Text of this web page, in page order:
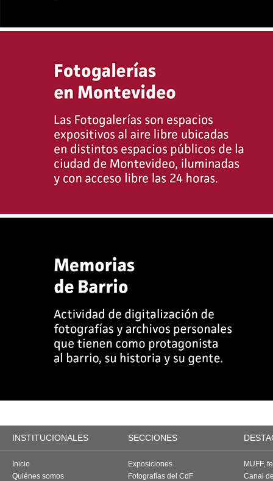
INSTITUCIONALES SECCIONES
Inicio
Quiénes somos
Exposiciones
Fotografías del CdF
MUFF,
Canal